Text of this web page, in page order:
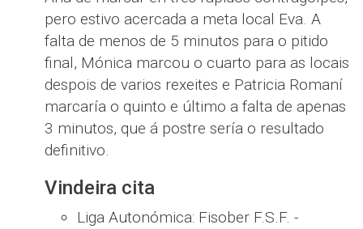
pero estivo acercada a meta local Eva. A
falta de menos de 5 minutos para o pitido
final, Mónica marcou o cuarto para as locais
despois de varios rexeites e Patricia Romaní
marcaría o quinto e último a falta de apenas
3 minutos, que á postre sería o resultado
definitivo.
Vindeira cita
Liga Autonómica: Fisober F.S.F. -